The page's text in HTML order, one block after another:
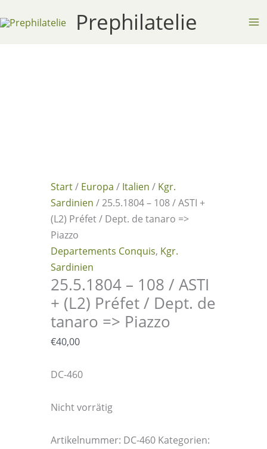
Inhalt
Prephilatelie
Start/ Europa / Italien / Kgr.
Sardinien / 25.5.1804 – 108 / ASTI +
(L2) Préfet / Dept. de tanaro =>
Piazzo
Departements Conquis, Kgr.
Sardinien
25.5.1804 – 108 / ASTI
+ (L2) Préfet / Dept. de
tanaro => Piazzo
€40,00
DC-460
Nicht vorrätig
Artikelnummer: DC-460 Kategorien: